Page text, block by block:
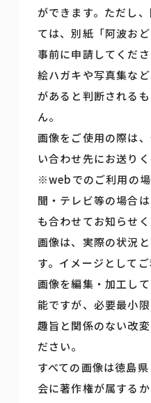
ができます。ただし
ては、別紙「阿波お
事前に申請してくださ
絵ハガキや写真集な
があると判断される
ん。
画像をご使用の際は
い合わせ先にお送りく
※webでのご利用の
聞・テレビ等の場合
も合わせてお知らせく
画像は、実際の状況
す。イメージとしてご
画像を編集・加工し
能ですが、必要最小
趣旨と関係のない改
ださい。
すべての画像は徳島
会に著作権が属する